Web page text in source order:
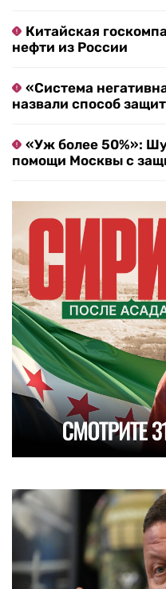
Китайская
нефти из России
«Система
назвали способ
«Уж более 50%»:
помощи Москвы с